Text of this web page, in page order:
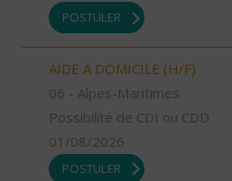
POSTULER
AIDE A DOMICILE (H/F)
06 - Alpes-Maritimes
Possibilité de CDI ou CDD
01/08/2026
POSTULER